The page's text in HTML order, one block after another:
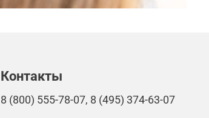
Контакты
8 (800) 555-78-07, 8 (495) 374-63-07